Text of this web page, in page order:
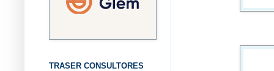
TRASER CONSULTORES